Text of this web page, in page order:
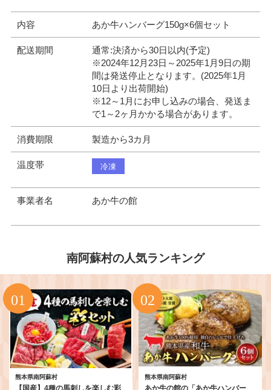
内容 あか牛ハンバーグ150g×6個セット
配送期間
通常:決済から30日以内(予定)
※2024年12月23日～2025年1月9日の期
間は発送停止となります。(2025年1月
10日より出荷開始)
※12～1月にお申し込みの場合、発送ま
で1～2ヶ月かかる場合があります。
消費期限 製造から3カ月
温度帯 冷凍
事業者名 あか牛の館
南阿蘇村の人気ランキング
熊本県南阿蘇村
【国産】4種の馬刺しを楽しむ彩
熊本県南阿蘇村
あか牛の館の「あか牛ハンバー